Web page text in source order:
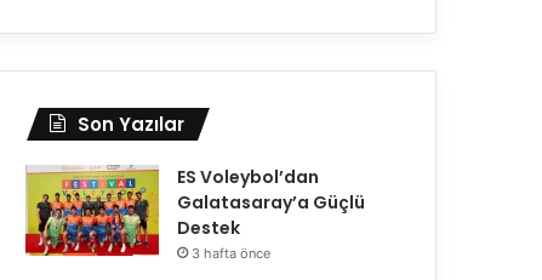
Son Yazılar
ES Voleybol’dan
Galatasaray’a Güçlü
Destek
3 hafta önce